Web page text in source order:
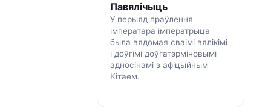
Павялічыць
У перыяд праўлення
імператара імператрыца
была вядомая сваімі вялікімі
і доўгімі доўгатэрміновымі
адносінамі з афіцыйным
Кітаем.